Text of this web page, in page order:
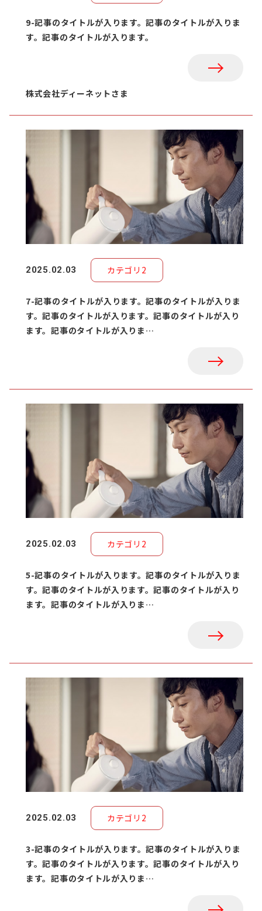
9-記事のタイトルが入ります。記事のタイトルが入りま
す。記事のタイトルが入ります。
株式会社ディーネットさま
2025.02.03 カテゴリ2
7-記事のタイトルが入ります。記事のタイトルが入りま
す。記事のタイトルが入ります。記事のタイトルが入り
ます。記事のタイトルが入りま…
2025.02.03 カテゴリ2
5-記事のタイトルが入ります。記事のタイトルが入りま
す。記事のタイトルが入ります。記事のタイトルが入り
ます。記事のタイトルが入りま…
2025.02.03 カテゴリ2
3-記事のタイトルが入ります。記事のタイトルが入りま
す。記事のタイトルが入ります。記事のタイトルが入り
ます。記事のタイトルが入りま…